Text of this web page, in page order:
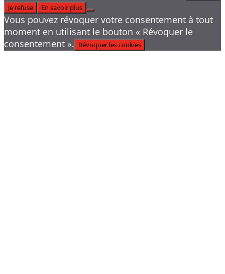
Je refuse
En savoir plus
Vous pouvez révoquer votre consentement à tout
moment en utilisant le bouton « Révoquer le
consentement ». Révoquer les cookies